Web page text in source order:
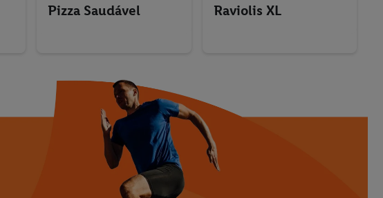
Pizza Saudável Raviolis XL